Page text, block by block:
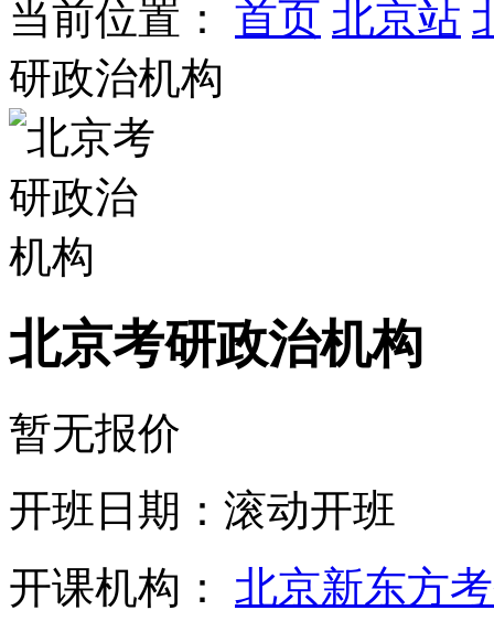
当前位置： 首页 北京站
研政治机构
北京考研政治机构
暂无报价
开班日期：滚动开班
开课机构：
北京新东方